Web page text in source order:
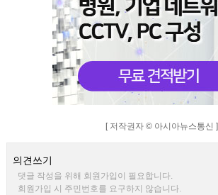
[ 저작권자 © 아시아뉴스통신 ]
의견쓰기
댓글 작성을 위해 회원가입이 필요합니다.
회원가입 시 주민번호를 요구하지 않습니다.